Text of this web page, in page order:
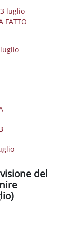
luglio
FATTO
del